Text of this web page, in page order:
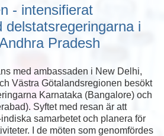
- intensifierat
delstatsregeringarna i
Pradesh
med ambassaden i New Delhi,
Västra Götalandsregionen besökt
Karnataka (Bangalore) och
Syftet med resan är att
samarbetet och planera för
I de möten som genomfördes